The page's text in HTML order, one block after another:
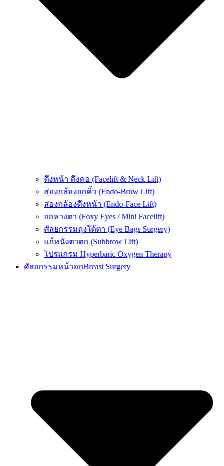
ดึงหน้า ดึงคอ (Facelift & Neck Lift)
ส่องกล้องยกคิ้ว (Endo-Brow Lift)
ส่องกล้องดึงหน้า (Endo-Face Lift)
ยกหางตา (Foxy Eyes / Mini Facelift)
ศัลยกรรมถุงใต้ตา (Eye Bags Surgery)
แก้หนังตาตก (Subbrow Lift)
โปรแกรม Hyperbaric Oxygen Therapy
ศัลยกรรมหน้าอกBreast Surgery